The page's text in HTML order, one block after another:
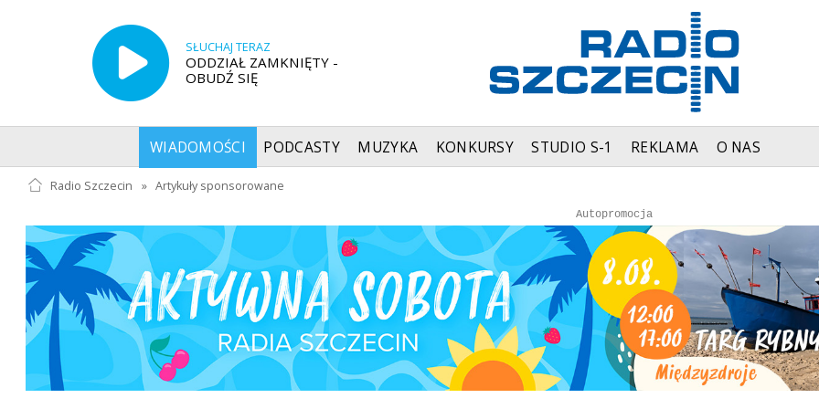
SŁUCHAJ TERAZ
ODDZIAŁ ZAMKNIĘTY -
OBUDŹ SIĘ
WIADOMOŚCI PODCASTY MUZYKA KONKURSY STUDIO S-1 REKLAMA O NAS
Radio Szczecin » Artykuły sponsorowane
Autopromocja
Reklama
Autopromocja